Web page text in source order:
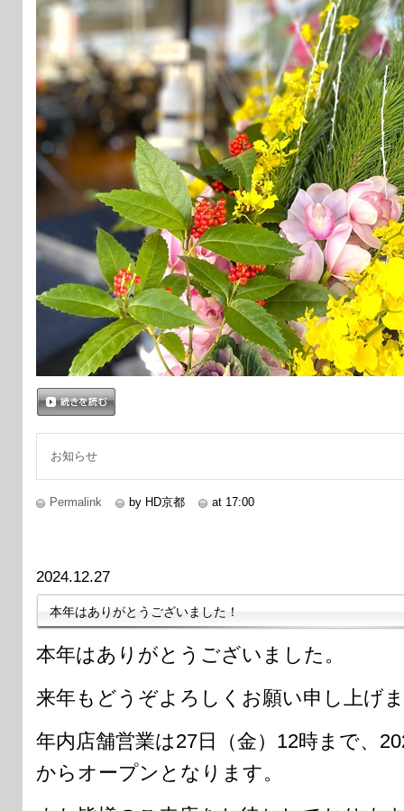
お知らせ
Permalink by HD京都 at 17:00
2024.12.27
本年はありがとうございました！
本年はありがとうございました。
来年もどうぞよろしくお願い申し上げ
年内店舗営業は27日（金）12時まで、
からオープンとなります。